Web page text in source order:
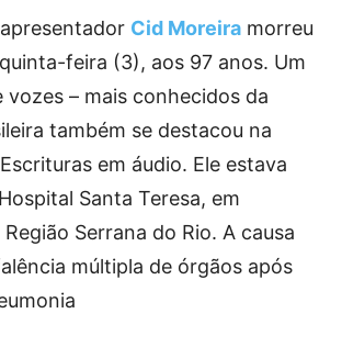
Cid Moreira morreu
feira (3), aos 97 anos. Um
vozes – mais conhecidos da
também se destacou na
em áudio. Ele estava
Santa Teresa, em
Serrana do Rio. A causa
múltipla de órgãos após